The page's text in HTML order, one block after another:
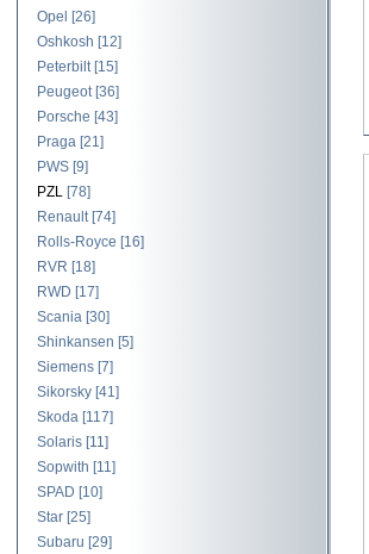
Opel
[26]
Oshkosh [12]
Peterbilt [15]
Peugeot [36]
Porsche [43]
Praga [21]
PWS [9]
PZL [78]
Renault [74]
Rolls-Royce [16]
RVR [18]
RWD [17]
Scania [30]
Shinkansen [5]
Siemens [7]
Sikorsky [41]
Skoda [117]
Solaris [11]
Sopwith [11]
SPAD [10]
Star [25]
Subaru [29]